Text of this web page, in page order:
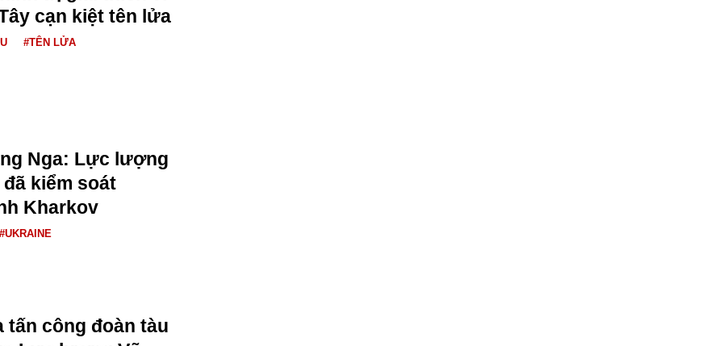
cạn kiệt tên lửa
#TÊN LỬA
Nga: Lực lượng
kiểm soát
Kharkov
#UKRAINE
tấn công đoàn tàu